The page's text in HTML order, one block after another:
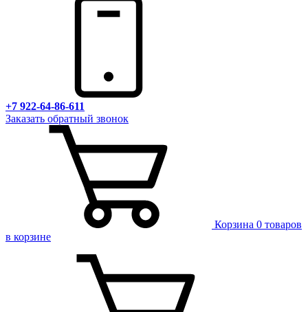
+7 922-64-86-611
Заказать обратный звонок
Корзина 0 товаров
в корзине